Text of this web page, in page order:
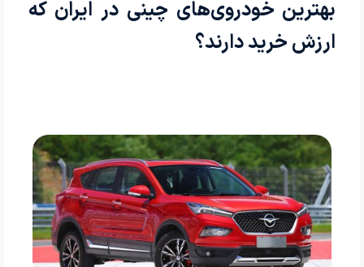
بهترین خودروی‌های چینی در ایران که
ارزش خرید دارند؟